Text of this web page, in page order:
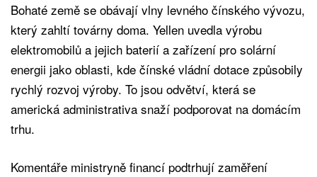
Bohaté země se obávají vlny levného čínského vývozu,
který zahltí továrny doma. Yellen uvedla výrobu
elektromobilů a jejich baterií a zařízení pro solární
energii jako oblasti, kde čínské vládní dotace způsobily
rychlý rozvoj výroby. To jsou odvětví, která se
americká administrativa snaží podporovat na domácím
trhu.
Komentáře ministryně financí podtrhují zaměření